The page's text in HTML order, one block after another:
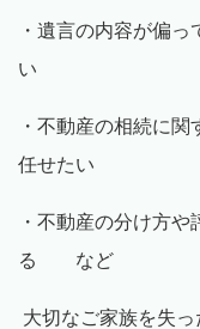
・遺言の内容が偏
い
・不動産の相続に
任せたい
・不動産の分け方
る など
大切なご家族を失